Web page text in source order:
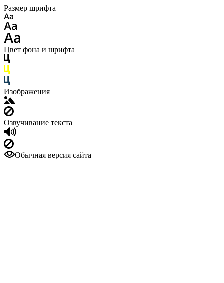
Размер шрифта
Цвет фона и шрифта
Изображения
Озвучивание текста
Обычная версия сайта